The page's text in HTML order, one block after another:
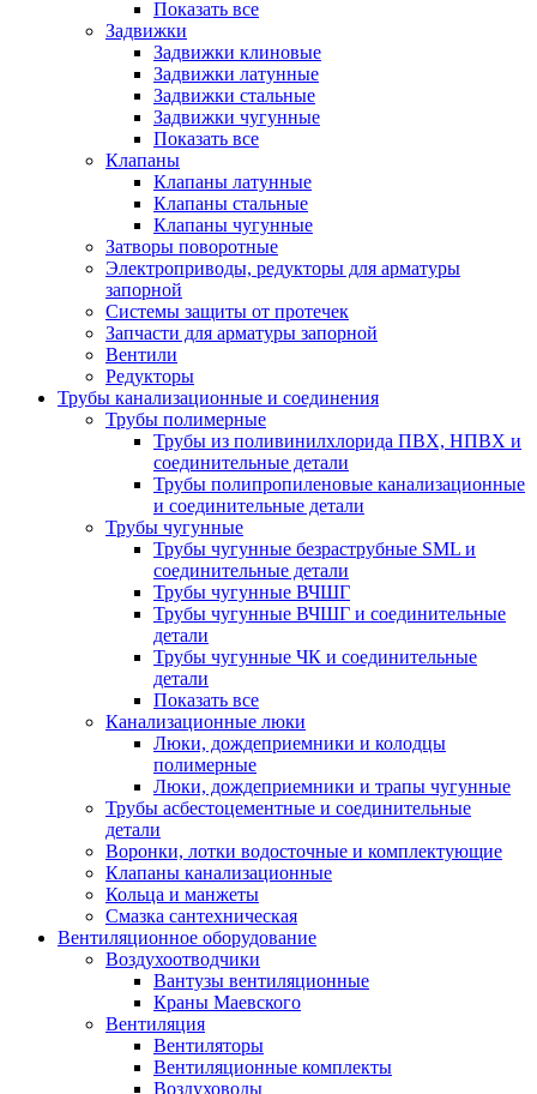
Показать все
Задвижки
Задвижки клиновые
Задвижки латунные
Задвижки стальные
Задвижки чугунные
Показать все
Клапаны
Клапаны латунные
Клапаны стальные
Клапаны чугунные
Затворы поворотные
Электроприводы, редукторы для арматуры
запорной
Системы защиты от протечек
Запчасти для арматуры запорной
Вентили
Редукторы
Трубы канализационные и соединения
Трубы полимерные
Трубы из поливинилхлорида ПВХ, НПВХ и
соединительные детали
Трубы полипропиленовые канализационные
и соединительные детали
Трубы чугунные
Трубы чугунные безраструбные SML и
соединительные детали
Трубы чугунные ВЧШГ
Трубы чугунные ВЧШГ и соединительные
детали
Трубы чугунные ЧК и соединительные
детали
Показать все
Канализационные люки
Люки, дождеприемники и колодцы
полимерные
Люки, дождеприемники и трапы чугунные
Трубы асбестоцементные и соединительные
детали
Воронки, лотки водосточные и комплектующие
Клапаны канализационные
Кольца и манжеты
Смазка сантехническая
Вентиляционное оборудование
Воздухоотводчики
Вантузы вентиляционные
Краны Маевского
Вентиляция
Вентиляторы
Вентиляционные комплекты
Воздуховоды